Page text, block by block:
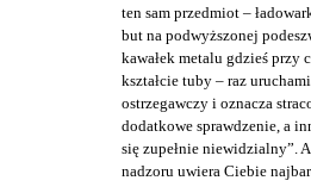
ten sam przedmiot –
but na podwyższonej
kawałek metalu gdzieś przy
kształcie tuby – raz
ostrzegawczy i oznacza
dodatkowe sprawdzenie, a
się zupełnie niewidzialny”.
nadzoru uwiera Ciebie